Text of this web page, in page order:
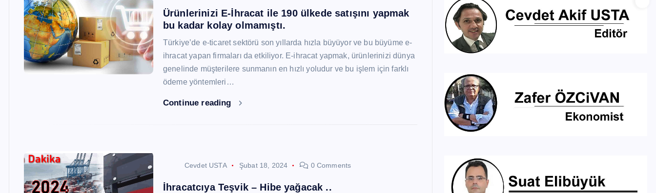
Ürünlerinizi E-İhracat ile 190 ülkede satışını yapmak
bu kadar kolay olmamıştı.
Türkiye’de e-ticaret sektörü son yıllarda hızla büyüyor ve bu büyüme e-
ihracat yapan firmaları da etkiliyor. E-ihracat yapmak, ürünlerinizi dünya
genelinde müşterilere sunmanın en hızlı yoludur ve bu işlem için farklı
ödeme yöntemleri…
Continue reading
Cevdet USTA Şubat 18, 2024 0 Comments
İhracatcıya Teşvik – Hibe yağacak ..